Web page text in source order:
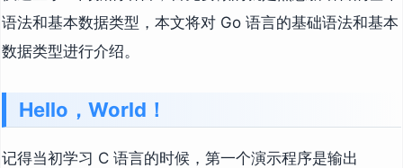
语法和基本数据类型，本文将对 Go 语言的基础语法和基本
数据类型进行介绍。
Hello，World！
记得当初学习 C 语言的时候，第一个演示程序是输出